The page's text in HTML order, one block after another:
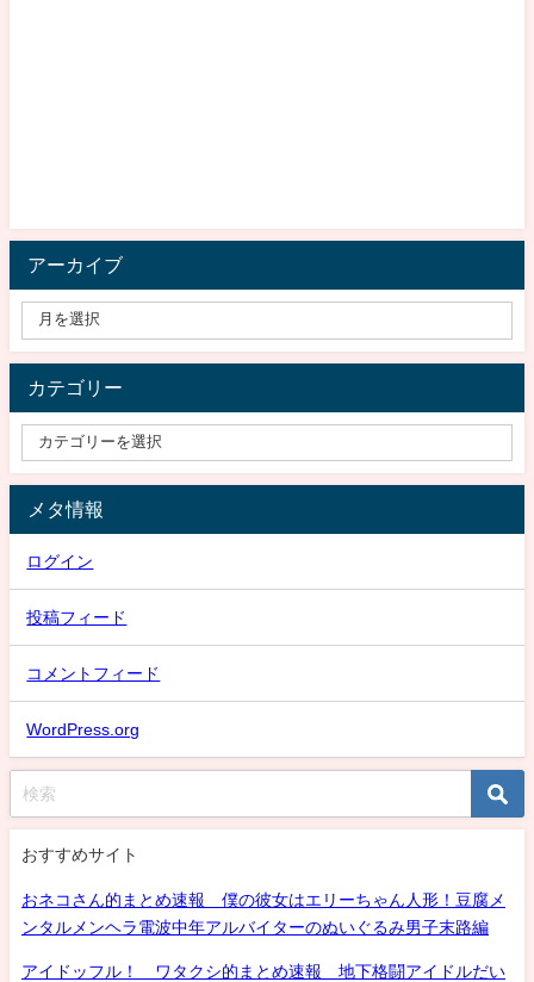
アーカイブ
カテゴリー
メタ情報
ログイン
投稿フィード
コメントフィード
WordPress.org
おすすめサイト
おネコさん的まとめ速報 僕の彼女はエリーちゃん人形！豆腐メ
ンタルメンヘラ電波中年アルバイターのぬいぐるみ男子末路編
アイドッフル！ ワタクシ的まとめ速報 地下格闘アイドルだい